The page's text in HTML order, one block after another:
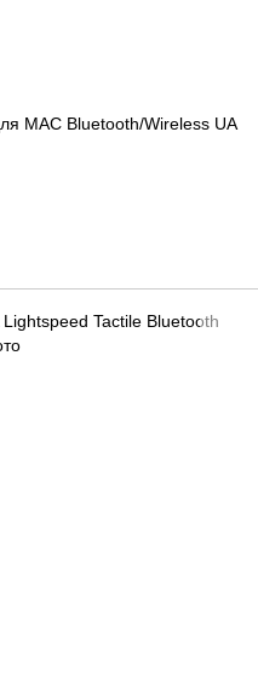
MAC Bluetooth/Wireless UA